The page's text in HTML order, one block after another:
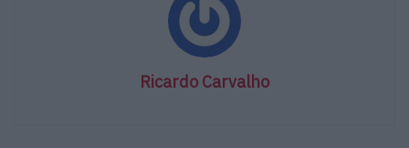
Ricardo Carvalho